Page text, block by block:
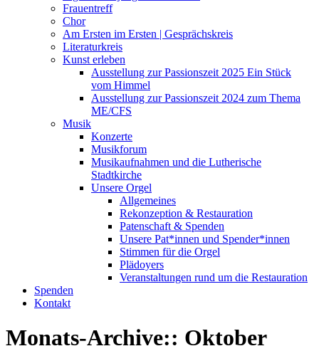
Frauentreff
Chor
Am Ersten im Ersten | Gesprächskreis
Literaturkreis
Kunst erleben
Ausstellung zur Passionszeit 2025 Ein Stück
vom Himmel
Ausstellung zur Passionszeit 2024 zum Thema
ME/CFS
Musik
Konzerte
Musikforum
Musikaufnahmen und die Lutherische
Stadtkirche
Unsere Orgel
Allgemeines
Rekonzeption & Restauration
Patenschaft & Spenden
Unsere Pat*innen und Spender*innen
Stimmen für die Orgel
Plädoyers
Veranstaltungen rund um die Restauration
Spenden
Kontakt
Monats-Archive:: Oktober